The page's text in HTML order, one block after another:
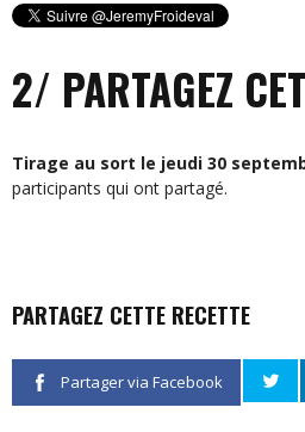
2/ PARTAGEZ
Tirage au sort le jeudi 30
participants qui ont partagé.
PARTAGEZ CETTE RECETTE
Partager via Facebook